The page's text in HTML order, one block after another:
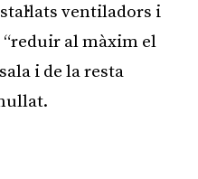
ventiladors i
al màxim el
i de la resta